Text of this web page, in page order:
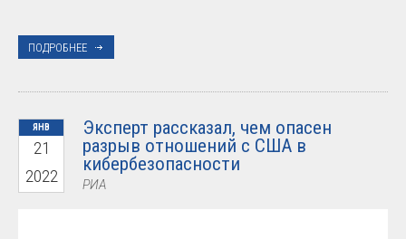
ПОДРОБНЕЕ
ЯНВ
21
2022
Эксперт рассказал, чем опасен
разрыв отношений с США в
кибербезопасности
РИА